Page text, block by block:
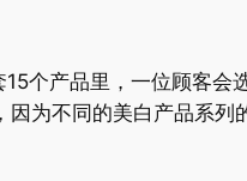
个产品里，一位顾客会
因为不同的美白 产品系列